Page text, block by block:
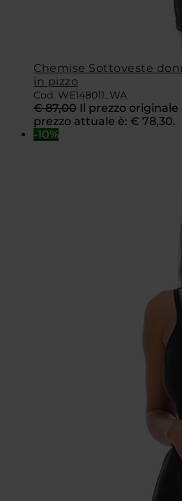
Chemise Sottoveste
in pizzo
Cod. WE148011_WA
€87,00 Il prezzo originale
prezzo attuale è: € 78,30.
-10%